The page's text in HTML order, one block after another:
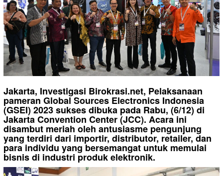
Jakarta, Investigasi Birokrasi.net, Pelaksanaan
pameran Global Sources Electronics Indonesia
(GSEI) 2023 sukses dibuka pada Rabu, (6/12) di
Jakarta Convention Center (JCC). Acara ini
disambut meriah oleh antusiasme pengunjung
yang terdiri dari importir, distributor, retailer, dan
para individu yang bersemangat untuk memulai
bisnis di industri produk elektronik.